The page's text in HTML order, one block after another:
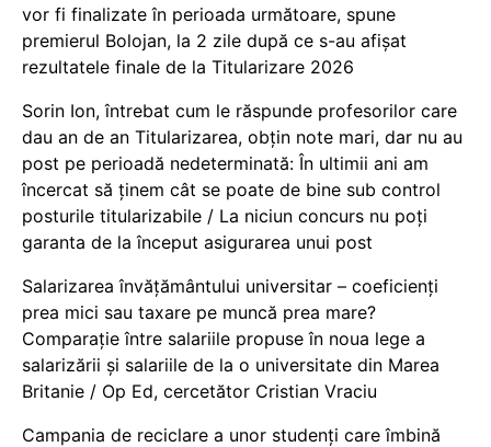
vor fi finalizate în perioada următoare, spune
premierul Bolojan, la 2 zile după ce s-au afișat
rezultatele finale de la Titularizare 2026
Sorin Ion, întrebat cum le răspunde profesorilor care
dau an de an Titularizarea, obțin note mari, dar nu au
post pe perioadă nedeterminată: În ultimii ani am
încercat să ținem cât se poate de bine sub control
posturile titularizabile / La niciun concurs nu poți
garanta de la început asigurarea unui post
Salarizarea învățământului universitar – coeficienți
prea mici sau taxare pe muncă prea mare?
Comparație între salariile propuse în noua lege a
salarizării și salariile de la o universitate din Marea
Britanie / Op Ed, cercetător Cristian Vraciu
Campania de reciclare a unor studenți care îmbină